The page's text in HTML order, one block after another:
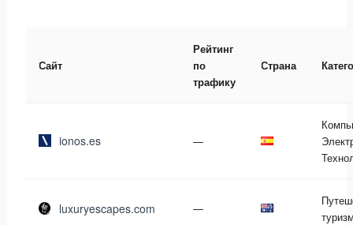
Сайт
Рейтинг
по
трафику
Страна
ionos.es —
luxuryescapes.com —